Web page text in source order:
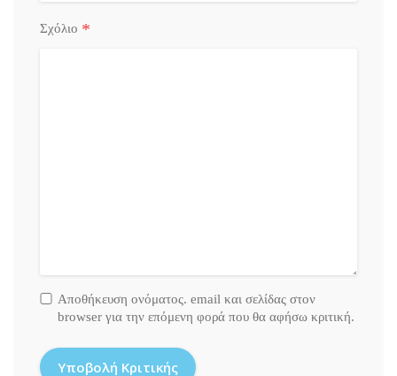
Σχόλιο *
Αποθήκευση ονόματος. email και σελίδας στον
browser για την επόμενη φορά που θα αφήσω κριτική.